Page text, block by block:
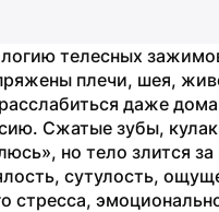
телесных
плечи, шея,
даже
Сжатые зубы,
но тело злится за
сутулость,
стресса,